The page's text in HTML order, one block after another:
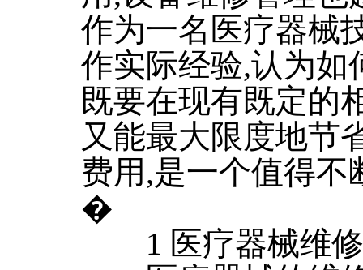
作为一名医疗器械
作实际经验,认为如
既要在现有既定的
又能最大限度地节
费用,是一个值得不
�
1 医疗器械维修